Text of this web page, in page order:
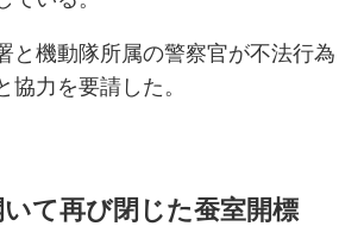
と機動隊所属の警察官が不法行為
協力を要請した。
て再び閉じた蚕室開標